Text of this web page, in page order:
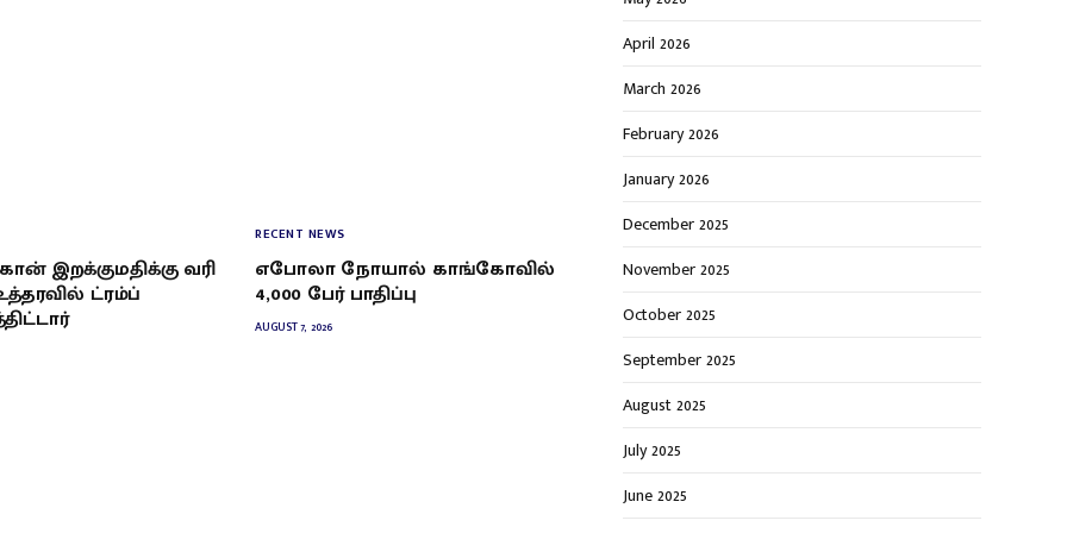
இறக்குமதிக்கு வரி
ட்ரம்ப்
RECENT NEWS
எபோலா நோயால் காங்கோவில்
4,000 பேர் பாதிப்பு
AUGUST 7, 2026
April 2026
March 2026
February 2026
January 2026
December 2025
November 2025
October 2025
September 2025
August 2025
July 2025
June 2025